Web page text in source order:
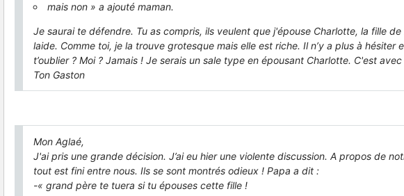
mais non » a ajouté maman.
Je saurai te défendre. Tu as compris, ils veulent que j'épouse Charlotte, la fille
laide. Comme toi, je la trouve grotesque mais elle est riche. Il n’y a plus à hésiter
t’oublier ? Moi ? Jamais ! Je serais un sale type en épousant Charlotte. C'est
Ton Gaston
Mon Aglaé,
J'ai pris une grande décision. J’ai eu hier une violente discussion. A propos de
tout est fini entre nous. Ils se sont montrés odieux ! Papa a dit :
-« grand père te tuera si tu épouses cette fille !